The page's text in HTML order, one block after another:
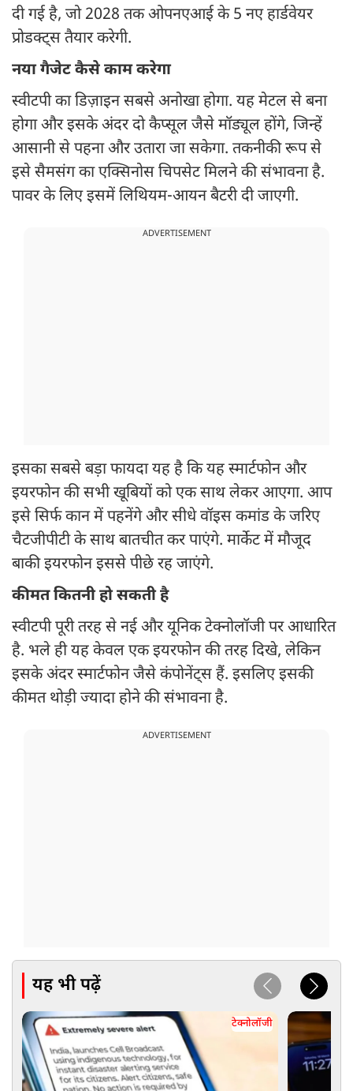
दी गई है, जो 2028 तक ओपनएआई के 5 नए हार्डवेयर
प्रोडक्ट्स तैयार करेगी.
नया गैजेट कैसे काम करेगा
स्वीटपी का डिज़ाइन सबसे अनोखा होगा. यह मेटल से बना
होगा और इसके अंदर दो कैप्सूल जैसे मॉड्यूल होंगे, जिन्हें
आसानी से पहना और उतारा जा सकेगा. तकनीकी रूप से
इसे सैमसंग का एक्सिनोस चिपसेट मिलने की संभावना है.
पावर के लिए इसमें लिथियम-आयन बैटरी दी जाएगी.
ADVERTISEMENT
इसका सबसे बड़ा फायदा यह है कि यह स्मार्टफोन और
इयरफोन की सभी खूबियों को एक साथ लेकर आएगा. आप
इसे सिर्फ कान में पहनेंगे और सीधे वॉइस कमांड के जरिए
चैटजीपीटी के साथ बातचीत कर पाएंगे. मार्केट में मौजूद
बाकी इयरफोन इससे पीछे रह जाएंगे.
कीमत कितनी हो सकती है
स्वीटपी पूरी तरह से नई और यूनिक टेक्नोलॉजी पर आधारित
है. भले ही यह केवल एक इयरफोन की तरह दिखे, लेकिन
इसके अंदर स्मार्टफोन जैसे कंपोनेंट्स हैं. इसलिए इसकी
कीमत थोड़ी ज्यादा होने की संभावना है.
ADVERTISEMENT
यह भी पढ़ें
टेक्नोलॉजी